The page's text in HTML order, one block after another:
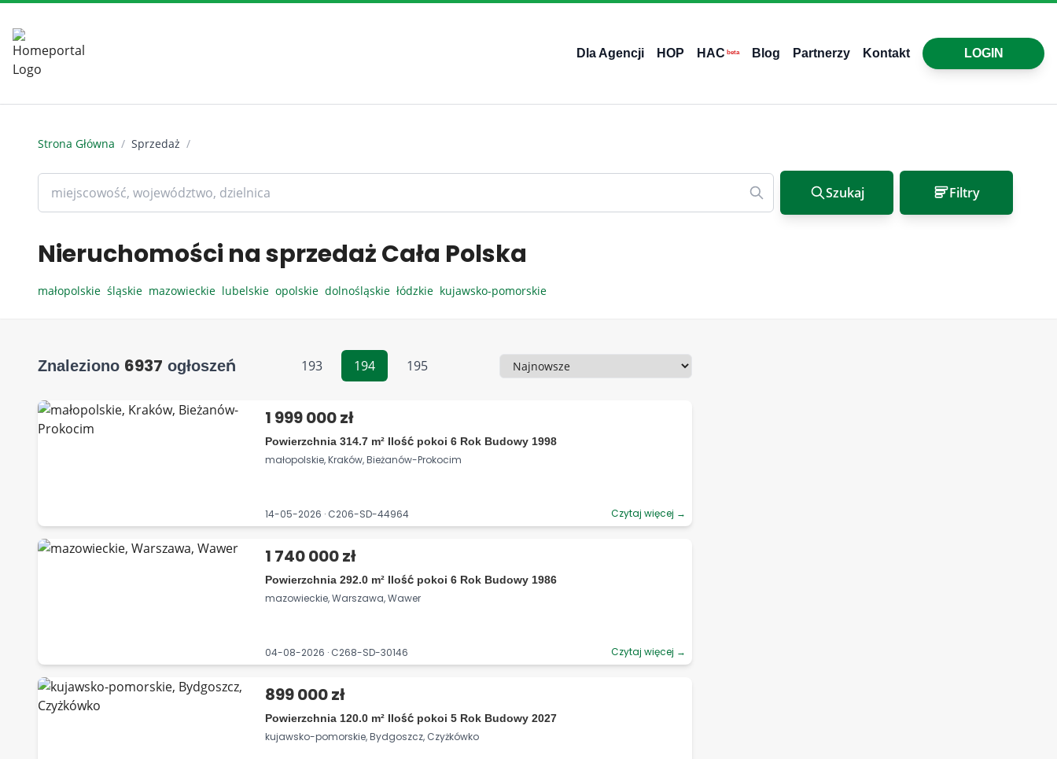
Dla Agencji HOP HAC beta Blog Partnerzy Kontakt LOGIN
Strona Główna / Sprzedaż /
Szukaj Filtry
Nieruchomości na sprzedaż Cała Polska
małopolskie śląskie mazowieckie lubelskie opolskie dolnośląskie łódzkie kujawsko-pomorskie
Znaleziono 6937 ogłoszeń 193 194 195 Sortowanie
1 999 000 zł
Powierzchnia 314.7 m² Ilość pokoi 6 Rok Budowy 1998
małopolskie, Kraków, Bieżanów-Prokocim
14-05-2026 · C206-SD-44964 Czytaj więcej →
1 740 000 zł
Powierzchnia 292.0 m² Ilość pokoi 6 Rok Budowy 1986
mazowieckie, Warszawa, Wawer
04-08-2026 · C268-SD-30146 Czytaj więcej →
899 000 zł
Powierzchnia 120.0 m² Ilość pokoi 5 Rok Budowy 2027
kujawsko-pomorskie, Bydgoszcz, Czyżkówko